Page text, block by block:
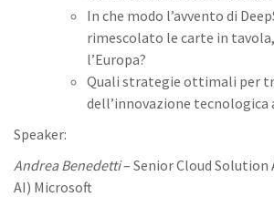
In che modo l’avvento di
rimescolato le carte in
l’Europa?
Quali strategie ottimali per
dell’innovazione tecnologica
Speaker:
Andrea Benedetti– Senior Cloud
AI) Microsoft